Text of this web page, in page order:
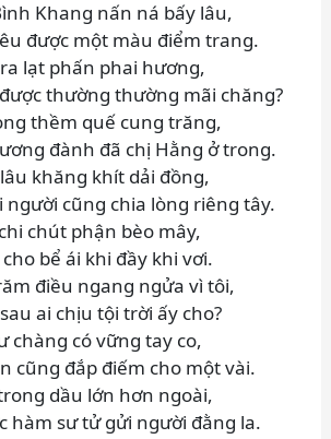
Khang nấn ná bấy lâu,
được một màu điểm trang.
lạt phấn phai hương,
thường thường mãi chăng?
thềm quế cung trăng,
đành đã chị Hằng ở trong.
khăng khít dải đồng,
người cũng chia lòng riêng tây.
chút phận bèo mây,
bể ái khi đầy khi vơi.
điều ngang ngửa vì tôi,
ai chịu tội trời ấy cho?
chàng có vững tay co,
cũng đắp điếm cho một vài.
dầu lớn hơn ngoài,
hàm sư tử gửi người đằng la.